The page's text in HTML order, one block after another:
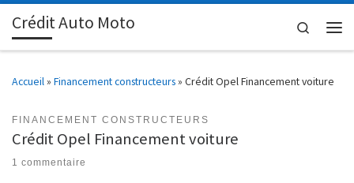
Passer au contenu
Crédit Auto Moto
Search
Accueil» Financement constructeurs» Crédit Opel Financement voiture
FINANCEMENT CONSTRUCTEURS
Crédit Opel Financement voiture
1 commentaire